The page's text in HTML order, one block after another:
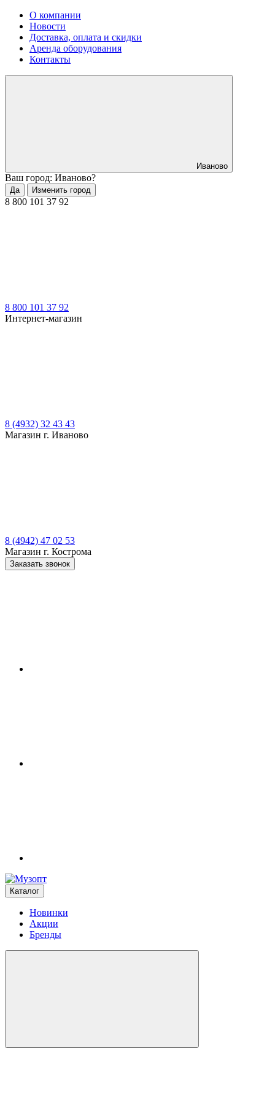
О компании
Новости
Доставка, оплата и скидки
Аренда оборудования
Контакты
Иваново
Ваш город: Иваново?
Да Изменить город
8 800 101 37 92
8 800 101 37 92
Интернет-магазин
8 (4932) 32 43 43
Магазин г. Иваново
8 (4942) 47 02 53
Магазин г. Кострома
Заказать звонок
Каталог
Новинки
Акции
Бренды